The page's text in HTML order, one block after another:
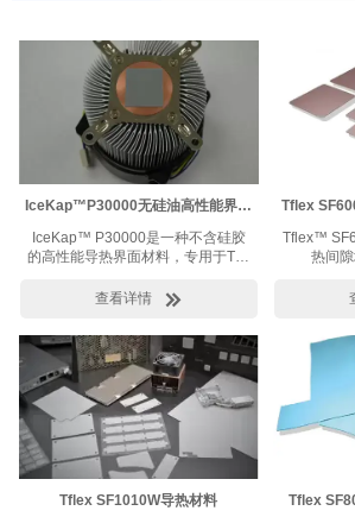
IceKap™P30000无硅油高性能界面
IceKap™ P30000是一种不含硅胶
的高性能导热界面材料，专用于TIM
IceKap ™ P30000可用于TIM 1应
聚合物，能够提高系统性能。
查看详情 
Tflex
Tflex™
热间
用而设计
Tflex SF1010W导热材料
Tflex